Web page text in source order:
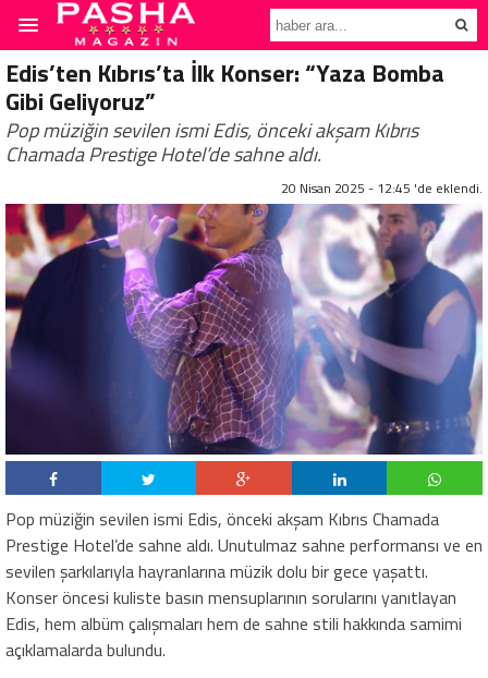
Edis’ten Kıbrıs’ta İlk Konser: “Yaza Bomba
Gibi Geliyoruz”
Pop müziğin sevilen ismi Edis, önceki akşam Kıbrıs
Chamada Prestige Hotel’de sahne aldı.
20 Nisan 2025 - 12:45 'de eklendi.
Pop müziğin sevilen ismi Edis, önceki akşam Kıbrıs Chamada
Prestige Hotel’de sahne aldı. Unutulmaz sahne performansı ve en
sevilen şarkılarıyla hayranlarına müzik dolu bir gece yaşattı.
Konser öncesi kuliste basın mensuplarının sorularını yanıtlayan
Edis, hem albüm çalışmaları hem de sahne stili hakkında samimi
açıklamalarda bulundu.